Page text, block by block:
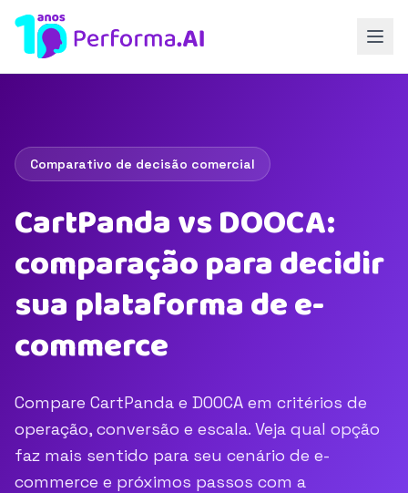
Comparativo de decisão comercial
CartPanda vs DOOCA:
comparação para decidir
sua plataforma de e-
commerce
Compare CartPanda e DOOCA em critérios de
operação, conversão e escala. Veja qual opção
faz mais sentido para seu cenário de e-
commerce e próximos passos com a